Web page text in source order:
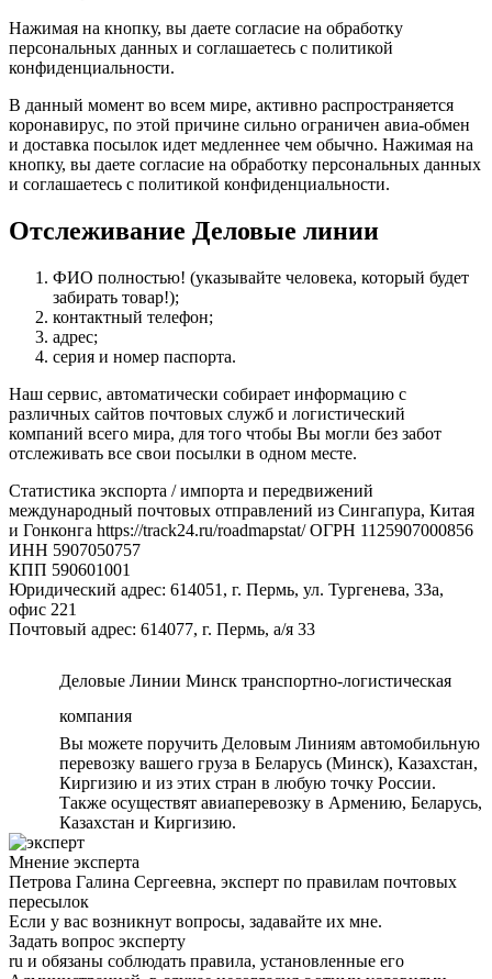
Нажимая на кнопку, вы даете согласие на обработку
персональных данных и соглашаетесь c политикой
конфиденциальности.
В данный момент во всем мире, активно распространяется
коронавирус, по этой причине сильно ограничен авиа-обмен
и доставка посылок идет медленнее чем обычно. Нажимая на
кнопку, вы даете согласие на обработку персональных данных
и соглашаетесь c политикой конфиденциальности.
Отслеживание Деловые линии
ФИО полностью! (указывайте человека, который будет
забирать товар!);
контактный телефон;
адрес;
серия и номер паспорта.
Наш сервис, автоматически собирает информацию с
различных сайтов почтовых служб и логистический
компаний всего мира, для того чтобы Вы могли без забот
отслеживать все свои посылки в одном месте.
Статистика экспорта / импорта и передвижений
международный почтовых отправлений из Сингапура, Китая
и Гонконга https://track24.ru/roadmapstat/ ОГРН 1125907000856
ИНН 5907050757
КПП 590601001
Юридический адрес: 614051, г. Пермь, ул. Тургенева, 33а,
офис 221
Почтовый адрес: 614077, г. Пермь, а/я 33
Деловые Линии Минск транспортно-логистическая
компания
Вы можете поручить Деловым Линиям автомобильную
перевозку вашего груза в Беларусь (Минск), Казахстан,
Киргизию и из этих стран в любую точку России.
Также осуществят авиаперевозку в Армению, Беларусь,
Казахстан и Киргизию.
Мнение эксперта
Петрова Галина Сергеевна, эксперт по правилам почтовых
пересылок
Если у вас возникнут вопросы, задавайте их мне.
Задать вопрос эксперту
ru и обязаны соблюдать правила, установленные его